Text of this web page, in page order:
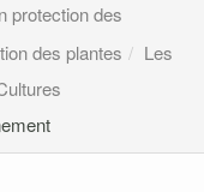
protection des
des plantes
Les